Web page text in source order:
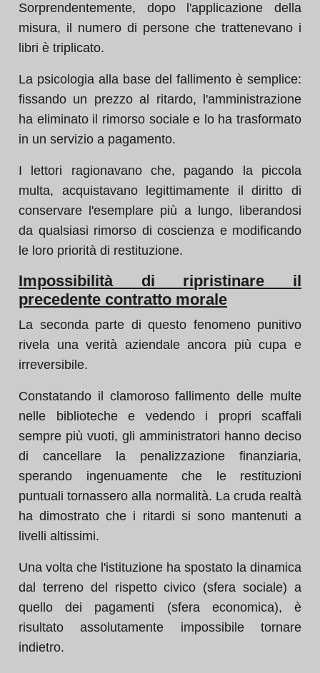
Sorprendentemente, dopo l'applicazione della
misura, il numero di persone che trattenevano i
libri è triplicato.
La psicologia alla base del fallimento è semplice:
fissando un prezzo al ritardo, l'amministrazione
ha eliminato il rimorso sociale e lo ha trasformato
in un servizio a pagamento.
I lettori ragionavano che, pagando la piccola
multa, acquistavano legittimamente il diritto di
conservare l'esemplare più a lungo, liberandosi
da qualsiasi rimorso di coscienza e modificando
le loro priorità di restituzione.
Impossibilità di ripristinare il
precedente contratto morale
La seconda parte di questo fenomeno punitivo
rivela una verità aziendale ancora più cupa e
irreversibile.
Constatando il clamoroso fallimento delle multe
nelle biblioteche e vedendo i propri scaffali
sempre più vuoti, gli amministratori hanno deciso
di cancellare la penalizzazione finanziaria,
sperando ingenuamente che le restituzioni
puntuali tornassero alla normalità. La cruda realtà
ha dimostrato che i ritardi si sono mantenuti a
livelli altissimi.
Una volta che l'istituzione ha spostato la dinamica
dal terreno del rispetto civico (sfera sociale) a
quello dei pagamenti (sfera economica), è
risultato assolutamente impossibile tornare
indietro.